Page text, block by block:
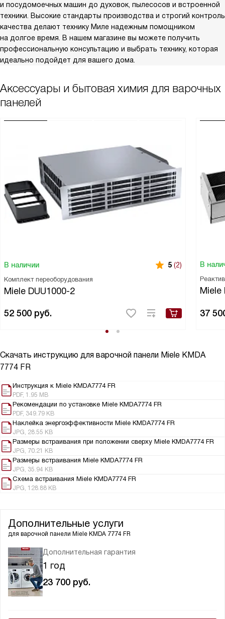
и посудомоечных машин до духовок, пылесосов и встроенной
техники. Высокие стандарты производства и строгий контроль
качества делают технику Миле надежным помощником
на долгое время. В нашем магазине вы можете получить
профессиональную консультацию и выбрать технику, которая
идеально подойдет для вашего дома.
Аксессуары и бытовая химия для варочных
панелей
В наличии 5 (2)
Комплект переоборудования
Miele DUU1000-2
52 500 руб.
В
Miele
37
Скачать инструкцию для варочной панели Miele KMDA
7774 FR
Инструкция к Miele KMDA7774 FR
PDF, 1.95 MB
Рекомендации по установке Miele KMDA7774 FR
PDF, 349.79 KB
Наклейка энергоэффективности Miele KMDA7774 FR
JPG, 28.55 KB
Размеры встраивания при положении сверху Miele KMDA7774 FR
JPG, 70.21 KB
Размеры встраивания Miele KMDA7774 FR
JPG, 35.94 KB
Схема встраивания Miele KMDA7774 FR
JPG, 128.88 KB
Дополнительные услуги
для варочной панели Miele KMDA 7774 FR
Дополнительная гарантия
1 год
23 700 руб.